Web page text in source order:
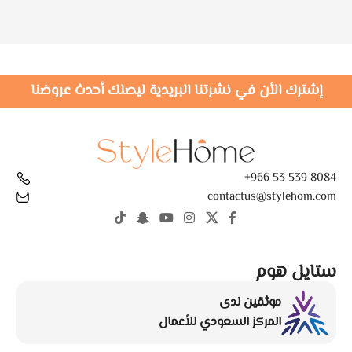
إشترك الأن في نشرتنا البريدية ليصلك أحدث عروضنا
ستايل هوم
موثقين لدى
المركز السعودي للأعمال
8084 539 53 966+
contactus@stylehom.com